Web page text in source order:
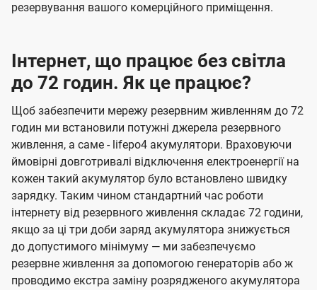
резервування вашого комерційного приміщення.
Інтернет, що працює без світла
до 72 годин. Як це працює?
Щоб забезпечити мережу резервним живленням до 72
годин ми встановили потужні джерела резервного
живлення, а саме - lifepo4 акумулятори. Враховуючи
ймовірні довготривалі відключення електроенергії на
кожен такий акумулятор було встановлено швидку
зарядку. Таким чином стандартний час роботи
інтернету від резервного живлення складає 72 години,
якщо за ці три доби заряд акумулятора знижується
до допустимого мінімуму — ми забезпечуємо
резервне живлення за допомогою генераторів або ж
проводимо екстра заміну розрядженого акумулятора